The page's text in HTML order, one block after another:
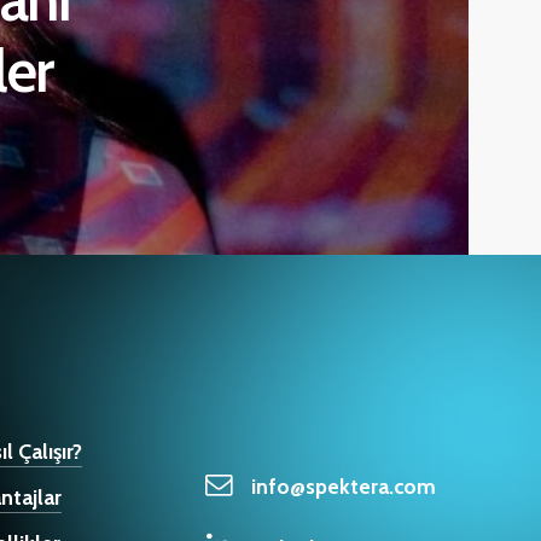
Çalışır?
info@spektera.com